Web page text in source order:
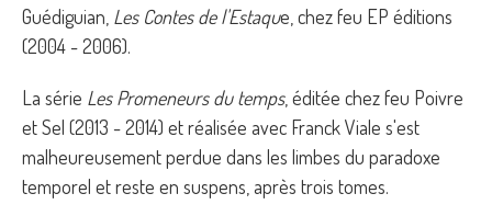
Guédiguian, Les Contes de l'Estaque, chez feu EP éditions
(2004 - 2006).
La série Les Promeneurs du temps, éditée chez feu Poivre
et Sel (2013 - 2014) et réalisée avec Franck Viale s'est
malheureusement perdue dans les limbes du paradoxe
temporel et reste en suspens, après trois tomes.